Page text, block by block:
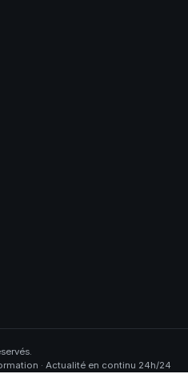
· Actualité en continu 24h/24